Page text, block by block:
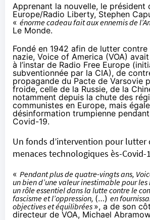
Apprenant la nouvelle, le président
Europe/Radio Liberty, Stephen
« énorme cadeau fait aux ennemis de
Le Monde.
Fondé en 1942 afin de lutter
nazie, Voice of America (VOA)
à l’instar de Radio Free Europe
subventionnée par la CIA), de
propagande du Pacte de Varsovie
froide, celle de la Russie, de la
notamment depuis la chute des
communistes en Europe, mais
désinformation trumpienne
Covid-19.
Un fonds d’intervention pour lutter
menaces technologiques ès-Covid-
« Pendant plus de quatre-vingts ans,
un bien d’une valeur inestimable pour
un rôle essentiel dans la lutte contre le
fascisme et l’oppression, (…) en
objectives et équilibrées », a de son
directeur de VOA, Michael